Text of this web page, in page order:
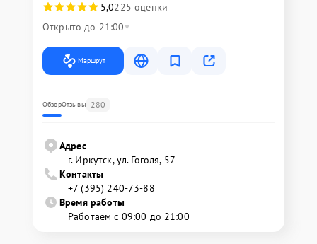
5,0225 оценки
Открыто до 21:00
Маршрут
ОбзорОтзывы 280
Адрес
г. Иркутск, ул. ​Гоголя, 57
Контакты
+7 (395) 240-73-88
Время работы
Работаем с 09:00 до 21:00